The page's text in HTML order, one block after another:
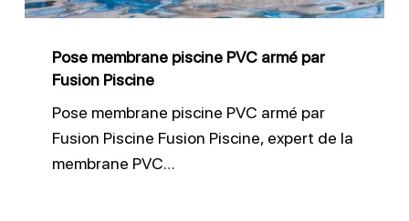
Fusion
Pose membrane piscine PVC armé par
Fusion Piscine
Pose membrane piscine PVC armé par
Fusion Piscine Fusion Piscine, expert de la
membrane PVC…